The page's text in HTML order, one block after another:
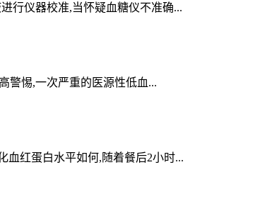
行仪器校准,当怀疑血糖仪不准确...
警惕,一次严重的医源性低血...
血红蛋白水平如何,随着餐后2小时...